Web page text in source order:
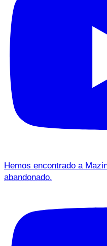
Hemos encontrado a
abandonado.